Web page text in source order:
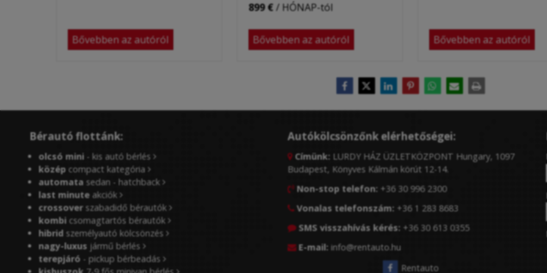
Bővebben az autóról
899 €/ HÓNAP-tól
Bővebben az autóról Bővebben az autóról
Bérautó flottánk:
olcsó mini- kis autó bérlés
középcompact kategória
automatasedan - hatchback
last minuteakciók
crossoverszabadidő bérautók
kombicsomagtartós bérautók
hibridszemélyautó kölcsönzés
nagy-luxusjármű bérlés
terepjáró- pickup bérbeadás
Autókölcsönzőnk elérhetőségei:
 Címünk: LURDY HÁZ ÜZLETKÖZPONT Hungary, 1097
Budapest, Könyves Kálmán körút 12-14.
 Non-stop telefon: +36 30 996 2300
 Vonalas telefonszám: +36 1 283 8683
 SMS visszahívás kérés: +36 30 613 0355
 E-mail: info@rentauto.hu
Rentauto